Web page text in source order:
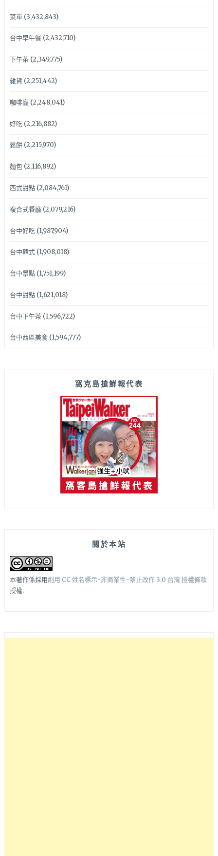
菜單(3,432,843)
台中早午餐(2,432,710)
下午茶(2,349,775)
雜貨 (2,251,442)
咖啡廳(2,248,041)
好吃(2,216,882)
鬆餅(2,215,970)
麵包(2,116,892)
西式甜點(2,084,761)
複合式餐廳(2,079,216)
台中好吃(1,987,904)
台中韓式(1,908,018)
台中景點(1,751,199)
台中甜點(1,621,018)
台中下午茶(1,596,722)
台中西區美食(1,594,777)
窩克島搶鮮報代表
關於本站
本著作係採用創用 CC 姓名標示-非商業性-禁止改作 3.0 台灣 授權條款
授權.